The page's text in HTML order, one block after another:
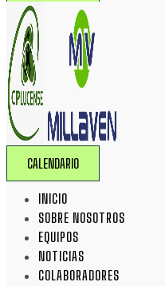
CALENDARIO
INICIO
SOBRE NOSOTROS
EQUIPOS
NOTICIAS
COLABORADORES